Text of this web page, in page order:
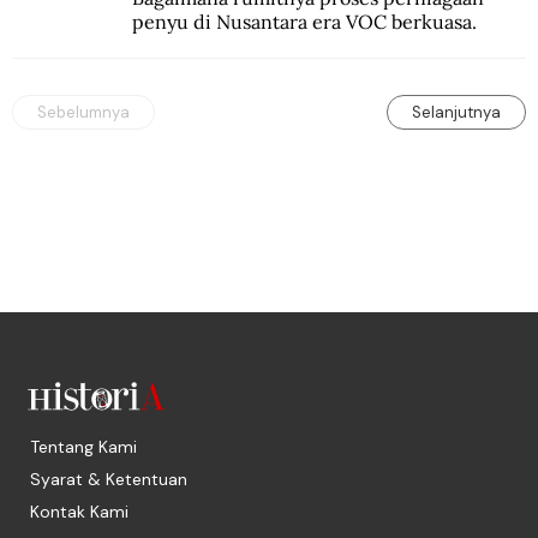
penyu di Nusantara era VOC berkuasa.
Sebelumnya Selanjutnya
Tentang Kami
Syarat & Ketentuan
Kontak Kami